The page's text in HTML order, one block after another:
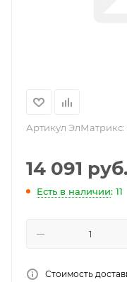
Артикул ЭлМатрикс:
14 091 руб.
Есть в наличии: 11
Стоимость